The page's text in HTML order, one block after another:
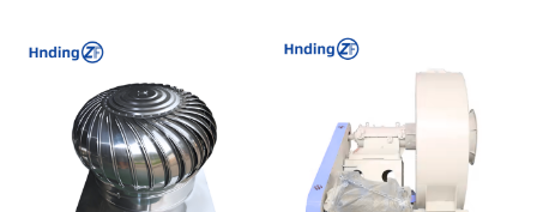
коммунальных услуг